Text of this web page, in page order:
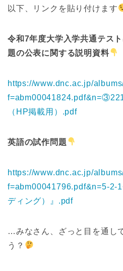
以下、リンクを貼り付けます
令和7年度大学入学共通テス
題の公表に関する説明資料
https://www.dnc.ac.jp/
（HP掲載用）.pdf
英語の試作問題
https://www.dnc.ac.jp/
f=abm00041796.pdf&n=5-2-
ディング）』.pdf
…みなさん、ざっと目を通し
う？